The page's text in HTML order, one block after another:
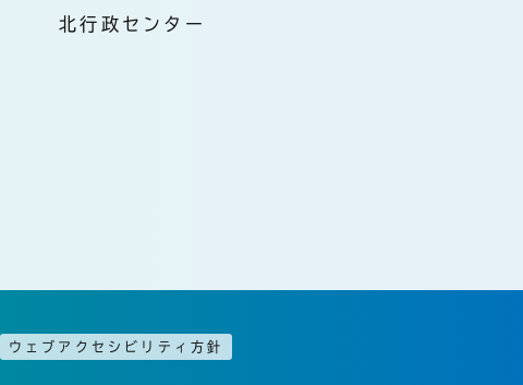
北行政センター
ウェブアクセシビリティ方針